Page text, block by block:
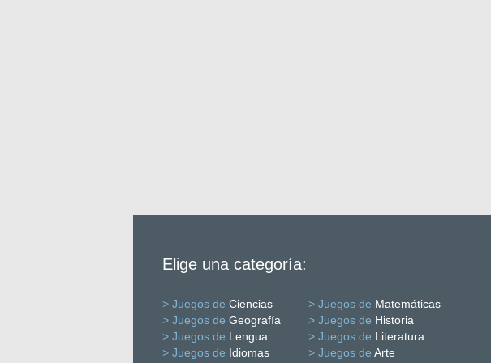
Elige una categoría:
> Juegos de Ciencias > Juegos de Matemáticas
> Juegos de Geografía > Juegos de Historia
> Juegos de Lengua > Juegos de Literatura
> Juegos de Idiomas > Juegos de Arte